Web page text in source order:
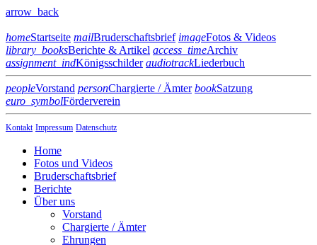
arrow_back
homeStartseite mailBruderschaftsbrief imageFotos & Videos
library_booksBerichte & Artikel access_timeArchiv
assignment_indKönigsschilder audiotrackLiederbuch
peopleVorstand personChargierte / Ämter bookSatzung
euro_symbolFörderverein
Kontakt Impressum Datenschutz
Home
Fotos und Videos
Bruderschaftsbrief
Berichte
Über uns
Vorstand
Chargierte / Ämter
Ehrungen